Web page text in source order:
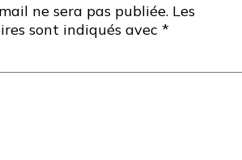
ne sera pas publiée. Les
sont indiqués avec *